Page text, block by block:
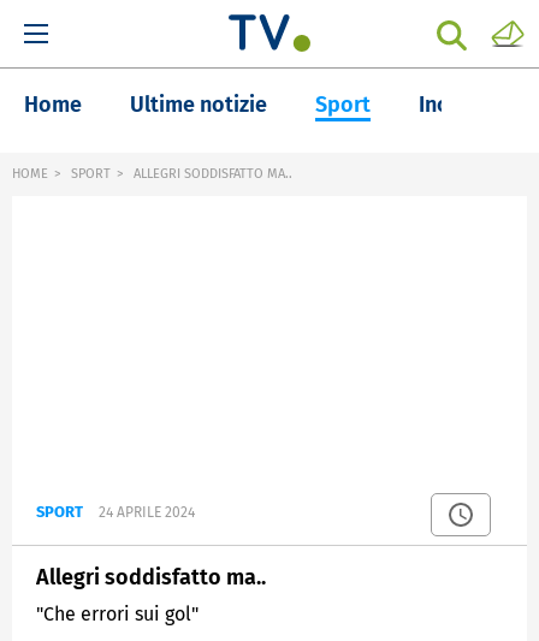
Home Ultime notizie Sport Inchieste
HOME SPORT ALLEGRI SODDISFATTO MA..
SPORT 24 APRILE 2024
Allegri soddisfatto ma..
"Che errori sui gol"